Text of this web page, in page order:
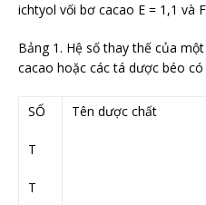
ichtyol vối bơ cacao E = 1,1 và
Bảng 1. Hệ số thay thế của
cacao hoặc các tá dược béo có
SỐ
T
T
Tên dược chất